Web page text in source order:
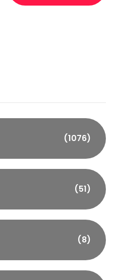
(1076)
(51)
(8)